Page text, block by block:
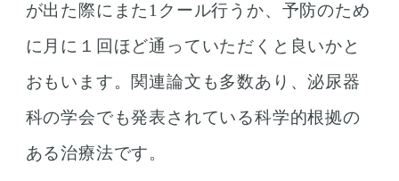
が出た際にまた1クール行うか、予防のため
に月に１回ほど通っていただくと良いかと
おもいます。関連論文も多数あり、泌尿器
科の学会でも発表されている科学的根拠の
ある治療法です。